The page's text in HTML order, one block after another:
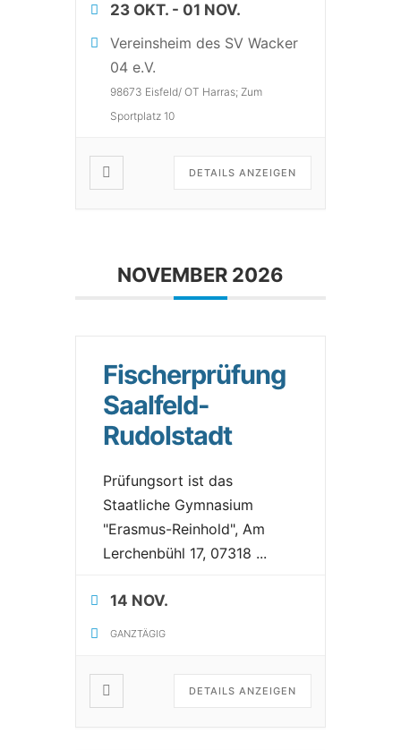
23 OKT. - 01 NOV.
Vereinsheim des SV Wacker
04 e.V.
98673 Eisfeld/ OT Harras; Zum
Sportplatz 10
DETAILS ANZEIGEN
NOVEMBER 2026
Fischerprüfung
Saalfeld-
Rudolstadt
Prüfungsort ist das
Staatliche Gymnasium
"Erasmus-Reinhold", Am
Lerchenbühl 17, 07318 ...
14 NOV.
GANZTÄGIG
DETAILS ANZEIGEN